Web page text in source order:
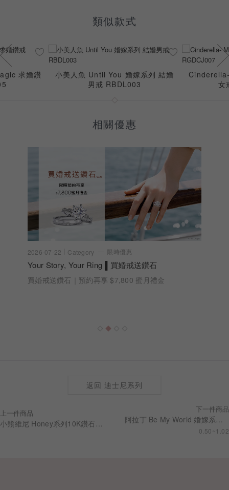
類似款式
求婚鑽
小美人魚 Until You 婚嫁系列 結婚
男戒 RBDL003
女
相關優惠
2026-07-22 Category 限時優惠
Your Story, Your Ring ▌買婚戒送鑽石
買婚戒送鑽石｜預約再享 $7,800 蜜月禮金
上一件商品
小熊維尼 Honey系列10K鑽石耳環(單只)
下一件商品
0.50~1.02
返回 迪士尼系列